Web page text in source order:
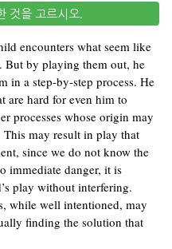
것을 고르시오.
encounters what seem like
by playing them out, he
in a step-by-step process. He
are hard for even him to
processes whose origin may
may result in play that
since we do not know the
immediate danger, it is
play without interfering.
while well intentioned, may
finding the solution that